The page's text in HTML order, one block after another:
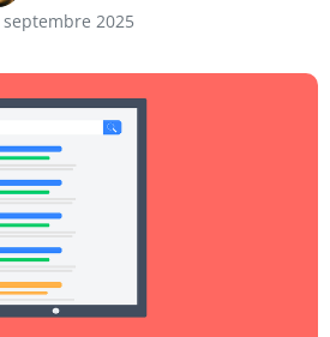
septembre 2025